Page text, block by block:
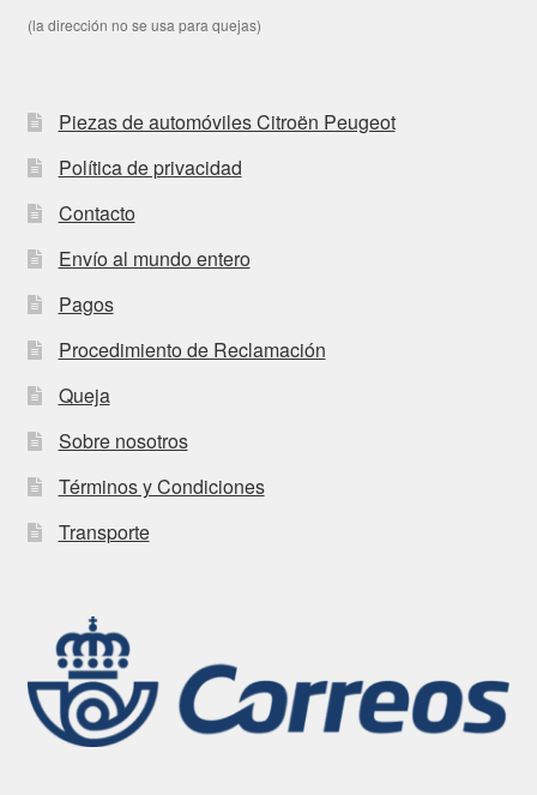
(la dirección no se usa para quejas)
Piezas de automóviles Citroën Peugeot
Política de privacidad
Contacto
Envío al mundo entero
Pagos
Procedimiento de Reclamación
Queja
Sobre nosotros
Términos y Condiciones
Transporte